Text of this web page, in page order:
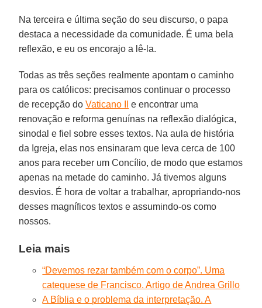
Na terceira e última seção do seu discurso, o papa
destaca a necessidade da comunidade. É uma bela
reflexão, e eu os encorajo a lê-la.
Todas as três seções realmente apontam o caminho
para os católicos: precisamos continuar o processo
de recepção doVaticano II
e encontrar uma
renovação e reforma genuínas na reflexão dialógica,
sinodal e fiel sobre esses textos. Na aula de história
da Igreja, elas nos ensinaram que leva cerca de 100
anos para receber um Concílio, de modo que estamos
apenas na metade do caminho. Já tivemos alguns
desvios. É hora de voltar a trabalhar, apropriando-nos
desses magníficos textos e assumindo-os como
nossos.
Leia mais
“Devemos rezar também com o corpo”. Uma
catequese de Francisco. Artigo de Andrea Grillo
A Bíblia e o problema da interpretação. A